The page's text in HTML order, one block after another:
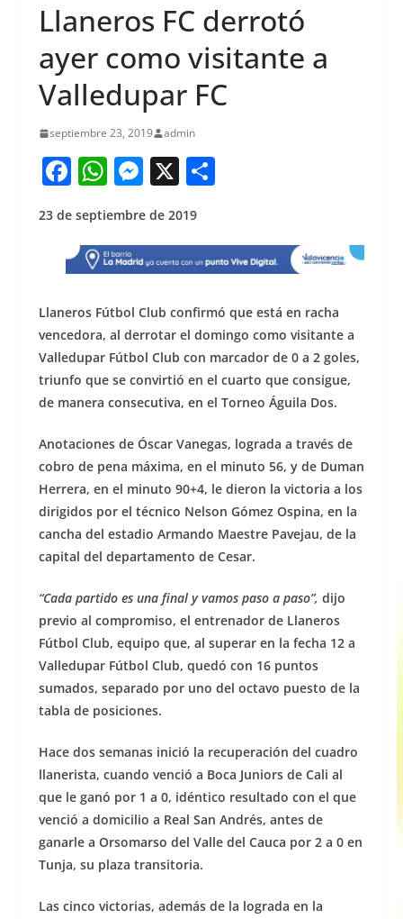
Llaneros FC derrotó
ayer como visitante a
Valledupar FC
septiembre 23, 2019 admin
F
c
e
b
o
o
k
W
at
s
A
p
p
M
e
ss
e
n
g
er
X S
e
23 de septiembre de 2019
Llaneros Fútbol Club confirmó que está en racha
vencedora, al derrotar el domingo como visitante a
Valledupar Fútbol Club con marcador de 0 a 2 goles,
triunfo que se convirtió en el cuarto que consigue,
de manera consecutiva, en el Torneo Águila Dos.
Anotaciones de Óscar Vanegas, lograda a través de
cobro de pena máxima, en el minuto 56, y de Duman
Herrera, en el minuto 90+4, le dieron la victoria a los
dirigidos por el técnico Nelson Gómez Ospina, en la
cancha del estadio Armando Maestre Pavejau, de la
capital del departamento de Cesar.
“Cada partido es una final y vamos paso a paso”, dijo
previo al compromiso, el entrenador de Llaneros
Fútbol Club, equipo que, al superar en la fecha 12 a
Valledupar Fútbol Club, quedó con 16 puntos
sumados, separado por uno del octavo puesto de la
tabla de posiciones.
Hace dos semanas inició la recuperación del cuadro
llanerista, cuando venció a Boca Juniors de Cali al
que le ganó por 1 a 0, idéntico resultado con el que
venció a domicilio a Real San Andrés, antes de
ganarle a Orsomarso del Valle del Cauca por 2 a 0 en
Tunja, su plaza transitoria.
Las cinco victorias, además de la lograda en la